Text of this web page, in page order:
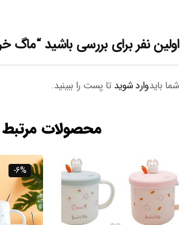
اولین نفر برای بررسی باشید “ماگ
شما بایدوارد شوید تا پست را ببینید.
محصولات مرتبط
-6%